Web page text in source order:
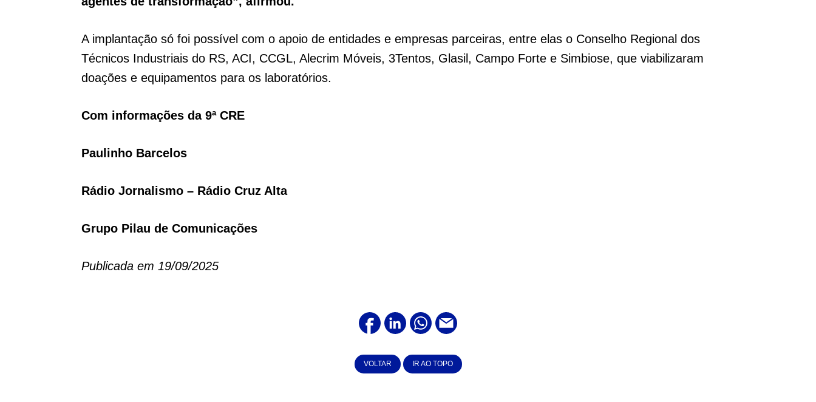
A implantação só foi possível com o apoio de entidades e empresas parceiras, entre elas o Conselho Regional dos
Técnicos Industriais do RS, ACI, CCGL, Alecrim Móveis, 3Tentos, Glasil, Campo Forte e Simbiose, que viabilizaram
doações e equipamentos para os laboratórios.
Com informações da 9ª CRE
Paulinho Barcelos
Rádio Jornalismo – Rádio Cruz Alta
Grupo Pilau de Comunicações
Publicada em 19/09/2025
VOLTAR IR AO TOPO